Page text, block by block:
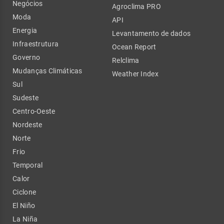
Negócios
Moda
Energia
Infraestrutura
Governo
Mudanças Climáticas
Sul
Sudeste
Centro-Oeste
Nordeste
Norte
Frio
Temporal
Calor
Ciclone
El Niño
La Niña
Agroclima PRO
API
Levantamento de dados
Ocean Report
Relclima
Weather Index